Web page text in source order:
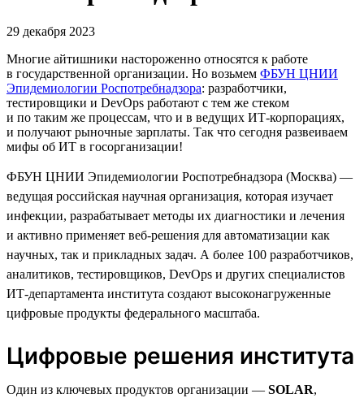
29 декабря 2023
Многие айтишники настороженно относятся к работе
в государственной организации. Но возьмем ФБУН ЦНИИ
Эпидемиологии Роспотребнадзора: разработчики,
тестировщики и DevOps работают с тем же стеком
и по таким же процессам, что и в ведущих ИТ-корпорациях,
и получают рыночные зарплаты. Так что сегодня развеиваем
мифы об ИТ в госорганизации!
ФБУН ЦНИИ Эпидемиологии Роспотребнадзора (Москва) —
ведущая российская научная организация, которая изучает
инфекции, разрабатывает методы их диагностики и лечения
и активно применяет веб-решения для автоматизации как
научных, так и прикладных задач. А более 100 разработчиков,
аналитиков, тестировщиков, DevOps и других специалистов
ИТ-департамента института создают высоконагруженные
цифровые продукты федерального масштаба.
Цифровые решения института
Один из ключевых продуктов организации — SOLAR,